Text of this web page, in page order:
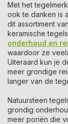
Met het
ook te danken is
dit assortiment
keramische
onderhoud en
waardoor ze
Uiteraard kun je
meer grondige
langer van de
Natuursteen
grondig
meer poriën die